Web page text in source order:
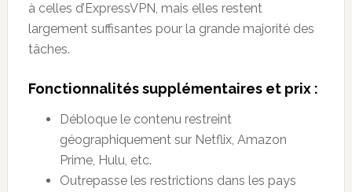
à celles d’ExpressVPN, mais elles restent
largement suffisantes pour la grande majorité des
tâches.
Fonctionnalités supplémentaires et prix :
Débloque le contenu restreint
géographiquement sur Netflix, Amazon
Prime, Hulu, etc.
Outrepasse les restrictions dans les pays